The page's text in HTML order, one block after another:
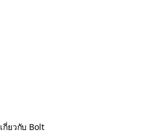
เกี่ยวกับ Bolt